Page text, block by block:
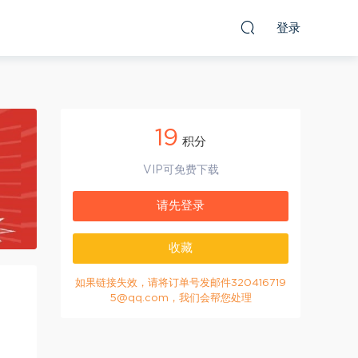
登录
19 积分
VIP可免费下载
请先登录
收藏
如果链接失效，请将订单号发邮件320416719
5@qq.com，我们会帮您处理